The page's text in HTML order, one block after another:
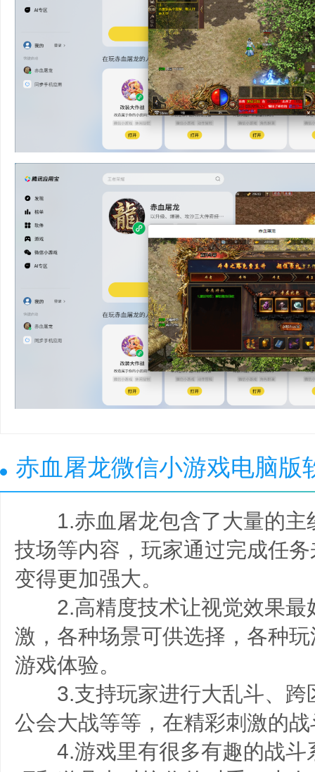
赤血屠龙微信小游戏电脑版
1.赤血屠龙包含了大量的主
技场等内容，玩家通过完成任
变得更加强大。
2.高精度技术让视觉效果最
激，各种场景可供选择，各种
游戏体验。
3.支持玩家进行大乱斗、跨
公会大战等等，在精彩刺激的
4.游戏里有很多有趣的战斗